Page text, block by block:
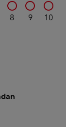
8 9 10